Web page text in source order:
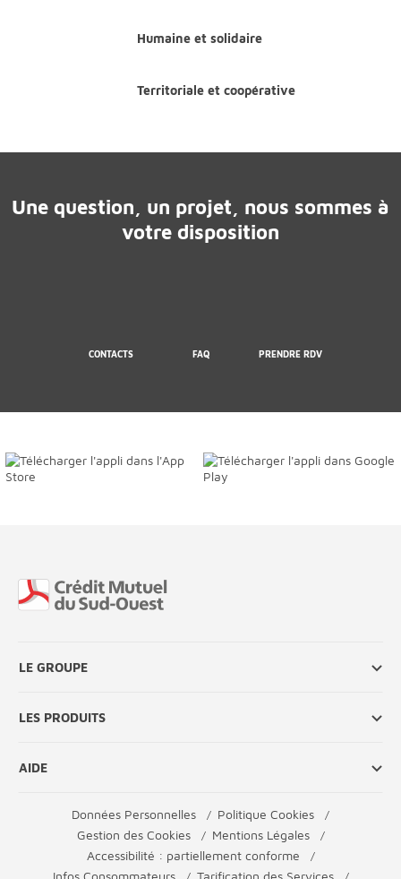
Humaine et solidaire
Territoriale et coopérative
Une question, un projet, nous sommes à
votre disposition
CONTACTS FAQ PRENDRE RDV
LE GROUPE
LES PRODUITS
AIDE
Données Personnelles
Politique Cookies
Gestion des Cookies
Mentions Légales
Accessibilité : partiellement conforme
Infos Consommateurs
Tarification des Services
Fin de page